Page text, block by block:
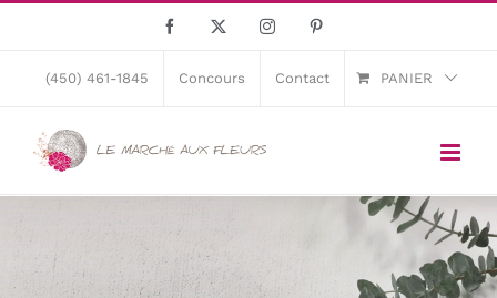
content
Facebook Instagram
(450) 461-1845 Concours Contact PANIER